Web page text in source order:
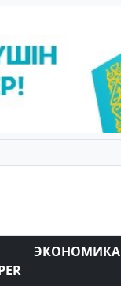
ЭКОНОМИКА